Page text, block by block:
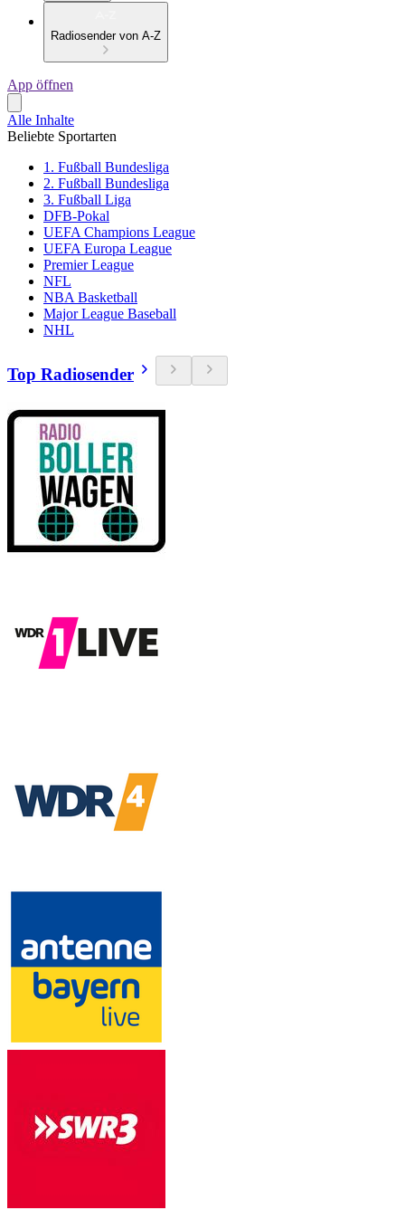
Radiosender von A-Z
App öffnen
Alle Inhalte
Beliebte Sportarten
1. Fußball Bundesliga
2. Fußball Bundesliga
3. Fußball Liga
DFB-Pokal
UEFA Champions League
UEFA Europa League
Premier League
NFL
NBA Basketball
Major League Baseball
NHL
Top Radiosender